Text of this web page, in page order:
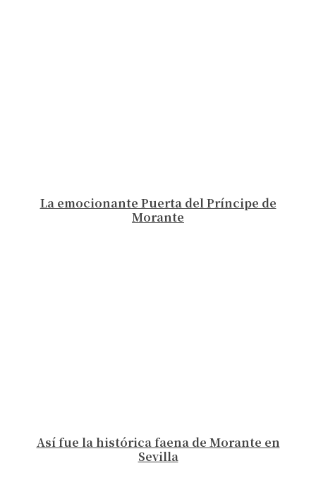
La emocionante Puerta del Príncipe de
Morante
Así fue la histórica faena de Morante en
Sevilla